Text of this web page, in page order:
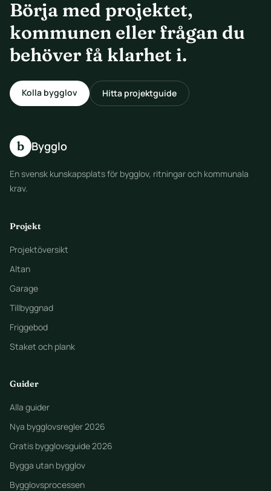
Börja med projektet,
kommunen eller frågan du
behöver få klarhet i.
Kolla bygglov Hitta projektguide
b Bygglo
En svensk kunskapsplats för bygglov, ritningar och kommunala
krav.
Projekt
Projektöversikt
Altan
Garage
Tillbyggnad
Friggebod
Staket och plank
Guider
Alla guider
Nya bygglovsregler 2026
Gratis bygglovsguide 2026
Bygga utan bygglov
Bygglovsprocessen